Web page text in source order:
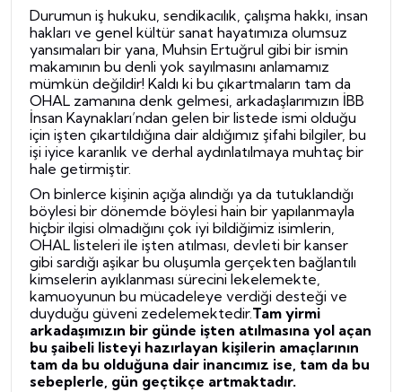
Durumun iş hukuku, sendikacılık, çalışma hakkı, insan
hakları ve genel kültür sanat hayatımıza olumsuz
yansımaları bir yana, Muhsin Ertuğrul gibi bir ismin
makamının bu denli yok sayılmasını anlamamız
mümkün değildir! Kaldı ki bu çıkartmaların tam da
OHAL zamanına denk gelmesi, arkadaşlarımızın İBB
İnsan Kaynakları’ndan gelen bir listede ismi olduğu
için işten çıkartıldığına dair aldığımız şifahi bilgiler, bu
işi iyice karanlık ve derhal aydınlatılmaya muhtaç bir
hale getirmiştir.
On binlerce kişinin açığa alındığı ya da tutuklandığı
böylesi bir dönemde böylesi hain bir yapılanmayla
hiçbir ilgisi olmadığını çok iyi bildiğimiz isimlerin,
OHAL listeleri ile işten atılması, devleti bir kanser
gibi sardığı aşikar bu oluşumla gerçekten bağlantılı
kimselerin ayıklanması sürecini lekelemekte,
kamuoyunun bu mücadeleye verdiği desteği ve
duyduğu güveni zedelemektedir.Tam yirmi
arkadaşımızın bir günde işten atılmasına yol açan
bu şaibeli listeyi hazırlayan kişilerin amaçlarının
tam da bu olduğuna dair inancımız ise, tam da bu
sebeplerle, gün geçtikçe artmaktadır.